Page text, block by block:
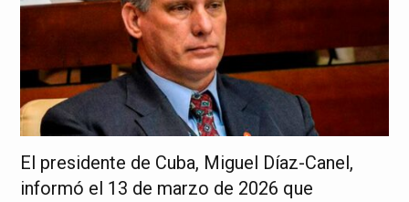
El presidente de Cuba, Miguel Díaz-Canel,
informó el 13 de marzo de 2026 que